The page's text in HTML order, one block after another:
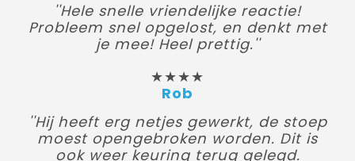
''Hele snelle vriendelijke reactie!
Probleem snel opgelost, en denkt met
je mee! Heel prettig.''
★★★★
Rob
''Hij heeft erg netjes gewerkt, de stoep
moest opengebroken worden. Dit is
ook weer keuring terug gelegd.